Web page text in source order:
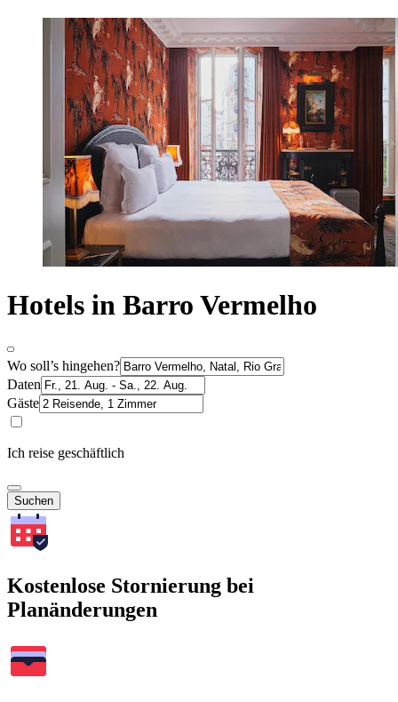
Hotels in Barro Vermelho
Wo soll’s hingehen?
Daten
Gäste
Ich reise geschäftlich
Suchen
Kostenlose Stornierung bei
Planänderungen